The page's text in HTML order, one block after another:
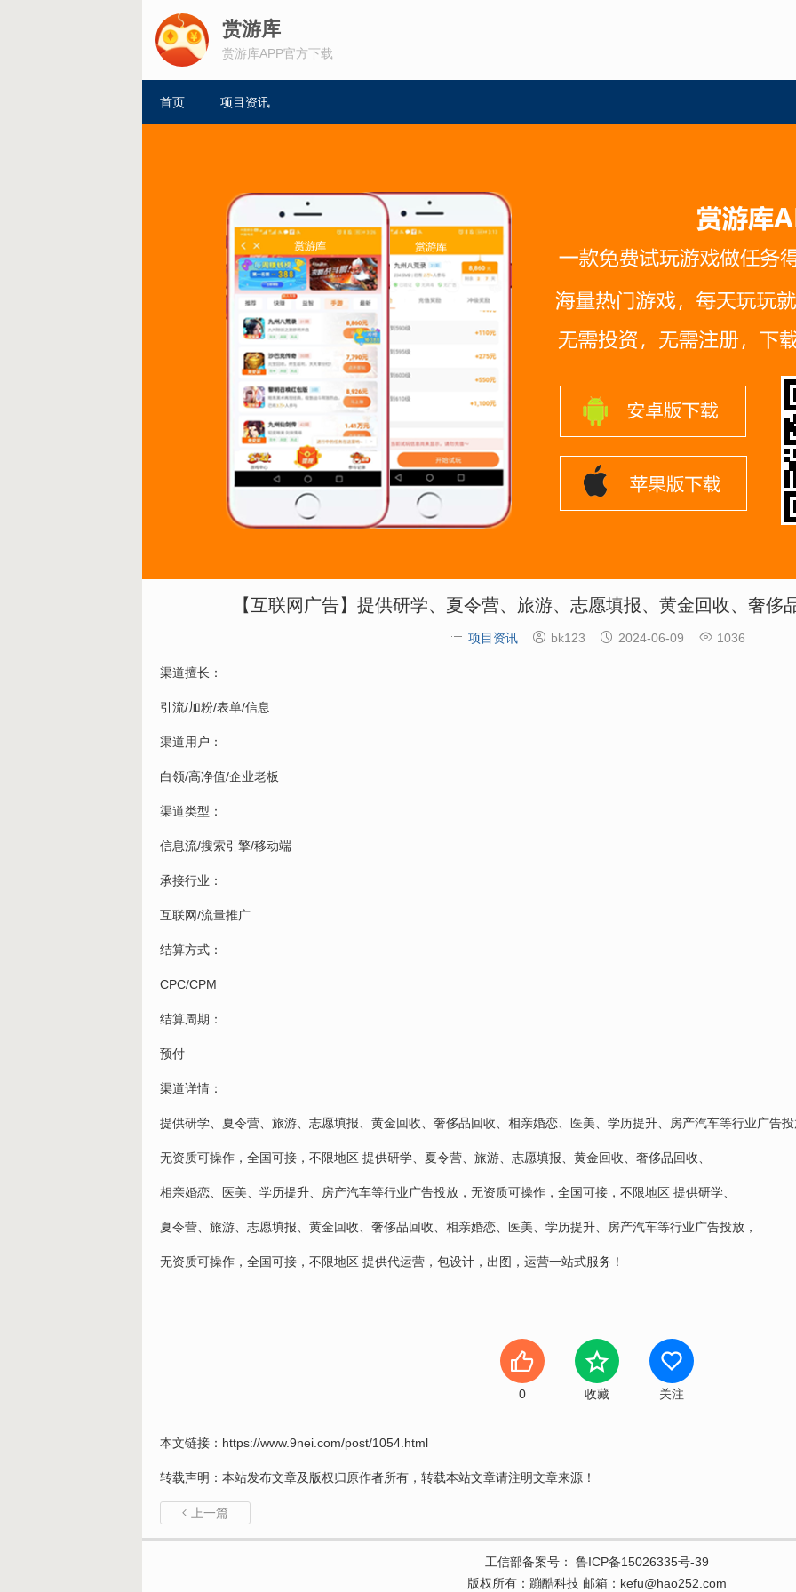
赏游库
赏游库APP官方下载
首页 项目资讯
【互联网广告】提供研学、夏令营、旅游、志愿填报、黄金回收、奢侈
 项目资讯  bk123  2024-06-09  1036
渠道擅长：
引流/加粉/表单/信息
渠道用户：
白领/高净值/企业老板
渠道类型：
信息流/搜索引擎/移动端
承接行业：
互联网/流量推广
结算方式：
CPC/CPM
结算周期：
预付
渠道详情：
提供研学、夏令营、旅游、志愿填报、黄金回收、奢侈品回收、相亲婚恋、医美、学历提升、房产汽车等行业广告
无资质可操作，全国可接，不限地区 提供研学、夏令营、旅游、志愿填报、黄金回收、奢侈品回收、
相亲婚恋、医美、学历提升、房产汽车等行业广告投放，无资质可操作，全国可接，不限地区 提供研学、
夏令营、旅游、志愿填报、黄金回收、奢侈品回收、相亲婚恋、医美、学历提升、房产汽车等行业广告投放，
无资质可操作，全国可接，不限地区 提供代运营，包设计，出图，运营一站式服务！
0 收藏 关注
本文链接： https://www.9nei.com/post/1054.html
转载声明：本站发布文章及版权归原作者所有，转载本站文章请注明文章来源！
 上一篇
工信部备案号：
鲁ICP备15026335号-39
版权所有：蹦酷科技 邮箱：kefu@hao252.com